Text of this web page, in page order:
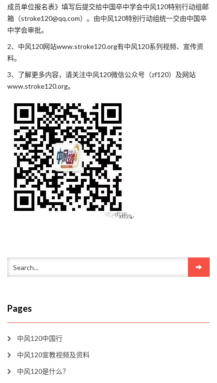
成员单位报名表》填写后提交给中国卒中学会中风120特别行动组邮
箱（stroke120@qq.com）。由中风120特别行动组统一交由中国卒
中学会审批。
2、中风120网站www.stroke120.org有中风120系列视频、宣传资
料。
3、了解更多内容，请关注中风120微信公众号（zf120）及网站
www.stroke120.org。
Pages
中风120中国行
中风120宣教视频及资料
中风120是什么？